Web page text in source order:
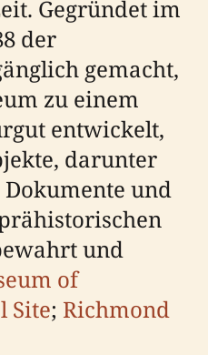
Gegründet im
der
gemacht,
zu einem
entwickelt,
darunter
und
und
of
Site; Richmond